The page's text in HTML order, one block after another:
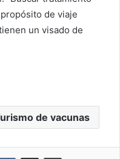
de viaje
un visado de
de vacunas